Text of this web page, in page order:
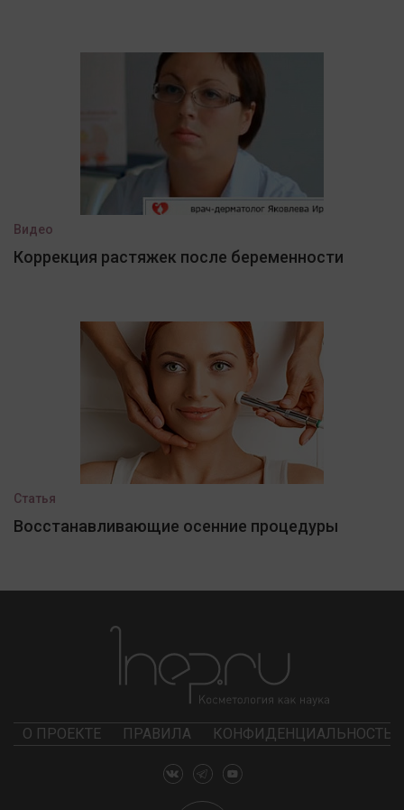
Видео
Коррекция растяжек после беременности
Статья
Восстанавливающие осенние процедуры
О ПРОЕКТЕ ПРАВИЛА КОНФИДЕНЦИАЛЬНОСТЬ